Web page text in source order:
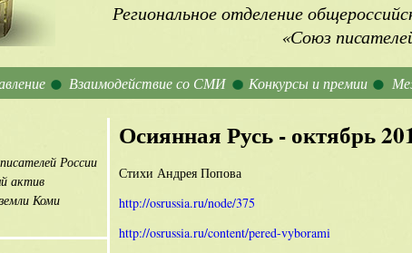
Региональное отделение
«Союз
Взаимодействие со СМИ Конкурсы и премии
России
актив
Коми
Осиянная Русь - октябрь
Стихи Андрея Попова
http://osrussia.ru/node/375
http://osrussia.ru/content/pered-vyborami